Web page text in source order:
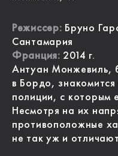
Режиссер: Бруно
Сантамария
Франция: 2014 г.
Антуан Монжевиль,
в Бордо, знакомится
полиции, с которым
Несмотря на их
противоположные
не так уж и